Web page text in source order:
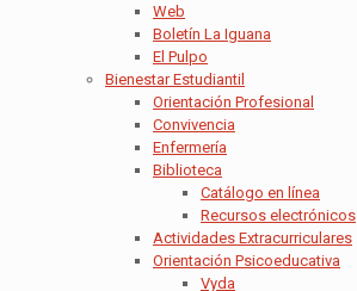
Web
Boletín La Iguana
El Pulpo
Bienestar Estudiantil
Orientación Profesional
Convivencia
Enfermería
Biblioteca
Catálogo en línea
Recursos electrónicos
Actividades Extracurriculares
Orientación Psicoeducativa
Vyda